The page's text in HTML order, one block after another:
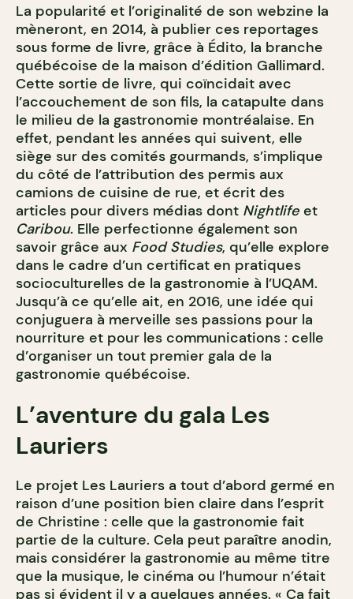
La popularité et l’originalité de son webzine la
mèneront, en 2014, à publier ces reportages
sous forme de livre, grâce à Édito, la branche
québécoise de la maison d’édition Gallimard.
Cette sortie de livre, qui coïncidait avec
l’accouchement de son fils, la catapulte dans
le milieu de la gastronomie montréalaise. En
effet, pendant les années qui suivent, elle
siège sur des comités gourmands, s’implique
du côté de l’attribution des permis aux
camions de cuisine de rue, et écrit des
articles pour divers médias dont Nightlife et
Caribou. Elle perfectionne également son
savoir grâce aux Food Studies, qu’elle explore
dans le cadre d’un certificat en pratiques
socioculturelles de la gastronomie à l’UQAM.
Jusqu’à ce qu’elle ait, en 2016, une idée qui
conjuguera à merveille ses passions pour la
nourriture et pour les communications : celle
d’organiser un tout premier gala de la
gastronomie québécoise.
L’aventure du gala Les
Lauriers
Le projet Les Lauriers a tout d’abord germé en
raison d’une position bien claire dans l’esprit
de Christine : celle que la gastronomie fait
partie de la culture. Cela peut paraître anodin,
mais considérer la gastronomie au même titre
que la musique, le cinéma ou l’humour n’était
pas si évident il y a quelques années. « Ça fait